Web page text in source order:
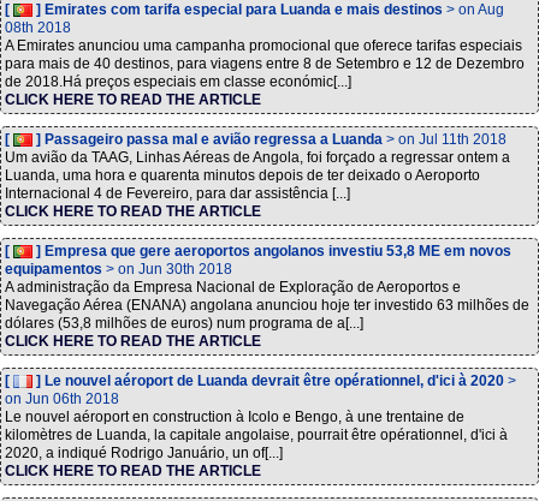
[ ] Emirates com tarifa especial para Luanda e mais destinos > on Aug
08th 2018
A Emirates anunciou uma campanha promocional que oferece tarifas especiais
para mais de 40 destinos, para viagens entre 8 de Setembro e 12 de Dezembro
de 2018.Há preços especiais em classe económic[...]
CLICK HERE TO READ THE ARTICLE
[ ] Passageiro passa mal e avião regressa a Luanda > on Jul 11th 2018
Um avião da TAAG, Linhas Aéreas de Angola, foi forçado a regressar ontem a
Luanda, uma hora e quarenta minutos depois de ter deixado o Aeroporto
Internacional 4 de Fevereiro, para dar assistência [...]
CLICK HERE TO READ THE ARTICLE
[
] Empresa que gere aeroportos angolanos investiu 53,8 ME em novos
equipamentos > on Jun 30th 2018
A administração da Empresa Nacional de Exploração de Aeroportos e
Navegação Aérea (ENANA) angolana anunciou hoje ter investido 63 milhões de
dólares (53,8 milhões de euros) num programa de a[...]
CLICK HERE TO READ THE ARTICLE
[ ] Le nouvel aéroport de Luanda devrait être opérationnel, d'ici à 2020 >
on Jun 06th 2018
Le nouvel aéroport en construction à Icolo e Bengo, à une trentaine de
kilomètres de Luanda, la capitale angolaise, pourrait être opérationnel, d'ici à
2020, a indiqué Rodrigo Januário, un of[...]
CLICK HERE TO READ THE ARTICLE